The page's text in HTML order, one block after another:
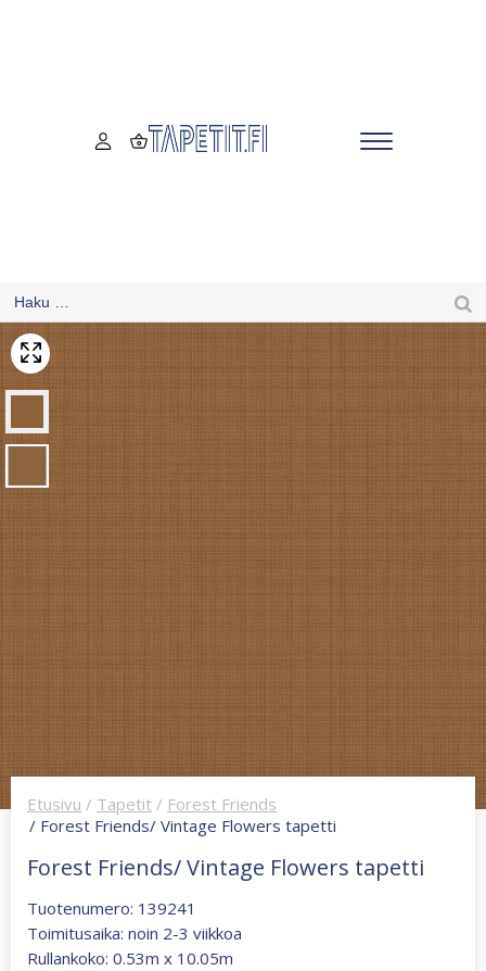
Etusivu / Tapetit / Forest Friends
/ Forest Friends/ Vintage Flowers tapetti
Forest Friends/ Vintage Flowers tapetti
Tuotenumero: 139241
Toimitusaika: noin 2-3 viikkoa
Rullankoko: 0.53m x 10.05m